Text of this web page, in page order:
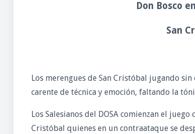
Don Bosco
San
Los merengues de San Cristóbal jugando
carente de técnica y emoción, faltando la
Los Salesianos del DOSA comienzan el
Cristóbal quienes en un contraataque se